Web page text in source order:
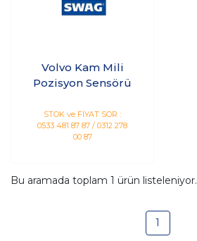
Volvo Kam Mili
Pozisyon Sensörü
STOK ve FİYAT SOR :
0533 481 87 87 / 0312 278
00 87
Bu aramada toplam 1 ürün listeleniyor.
1